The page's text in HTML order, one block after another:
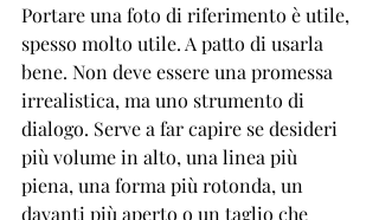
Portare una foto di riferimento è utile,
spesso molto utile. A patto di usarla
bene. Non deve essere una promessa
irrealistica, ma uno strumento di
dialogo. Serve a far capire se desideri
più volume in alto, una linea più
piena, una forma più rotonda, un
davanti più aperto o un taglio che